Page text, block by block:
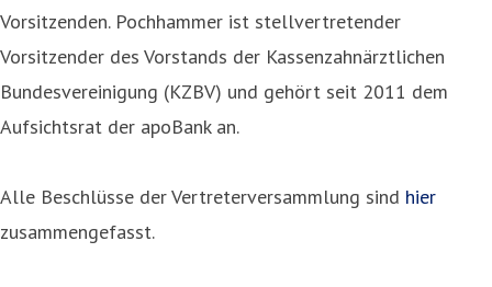
Vorsitzenden. Pochhammer ist stellvertretender
Vorsitzender des Vorstands der Kassenzahnärztlichen
Bundesvereinigung (KZBV) und gehört seit 2011 dem
Aufsichtsrat der apoBank an.
Alle Beschlüsse der Vertreterversammlung sind hier
zusammengefasst.